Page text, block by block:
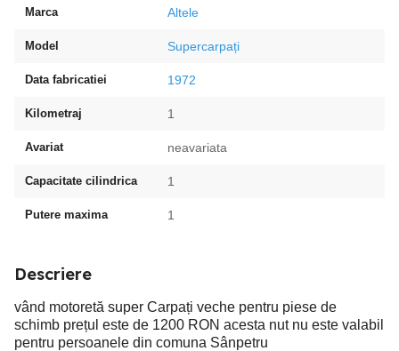
Marca Altele
Model Supercarpați
Data fabricatiei 1972
Kilometraj 1
Avariat neavariata
Capacitate cilindrica 1
Putere maxima 1
Descriere
vând motoretă super Carpați veche pentru piese de
schimb prețul este de 1200 RON acesta nut nu este valabil
pentru persoanele din comuna Sânpetru